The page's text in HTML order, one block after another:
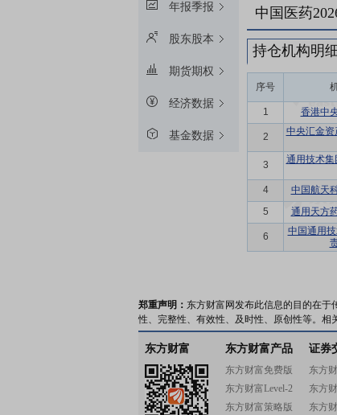
年报季报
股东股本
期货期权
经济数据
基金数据
中国医药
持仓机构明细
序号
1 香港中
2
中央汇金
3
通用技术集
4 中国航天
5
通用天方
6
中国通用
郑重声明： 东方财富网发布此信息的目的在
性、完整性、有效性、及时性、原创性等。相
东方财富 东方财富产品
东方财富免费版
东方财富Level-2
东方财富策略版
证券
东方
东方
东方